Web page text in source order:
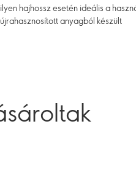
hajhossz esetén ideális a
anyagból készült